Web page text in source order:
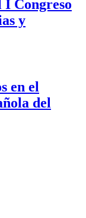
Congreso
y
en el
del